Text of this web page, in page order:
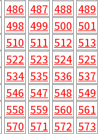
486 487 488 489
498 499 500 501
510 511 512 513
522 523 524 525
534 535 536 537
546 547 548 549
558 559 560 561
570 571 572 573